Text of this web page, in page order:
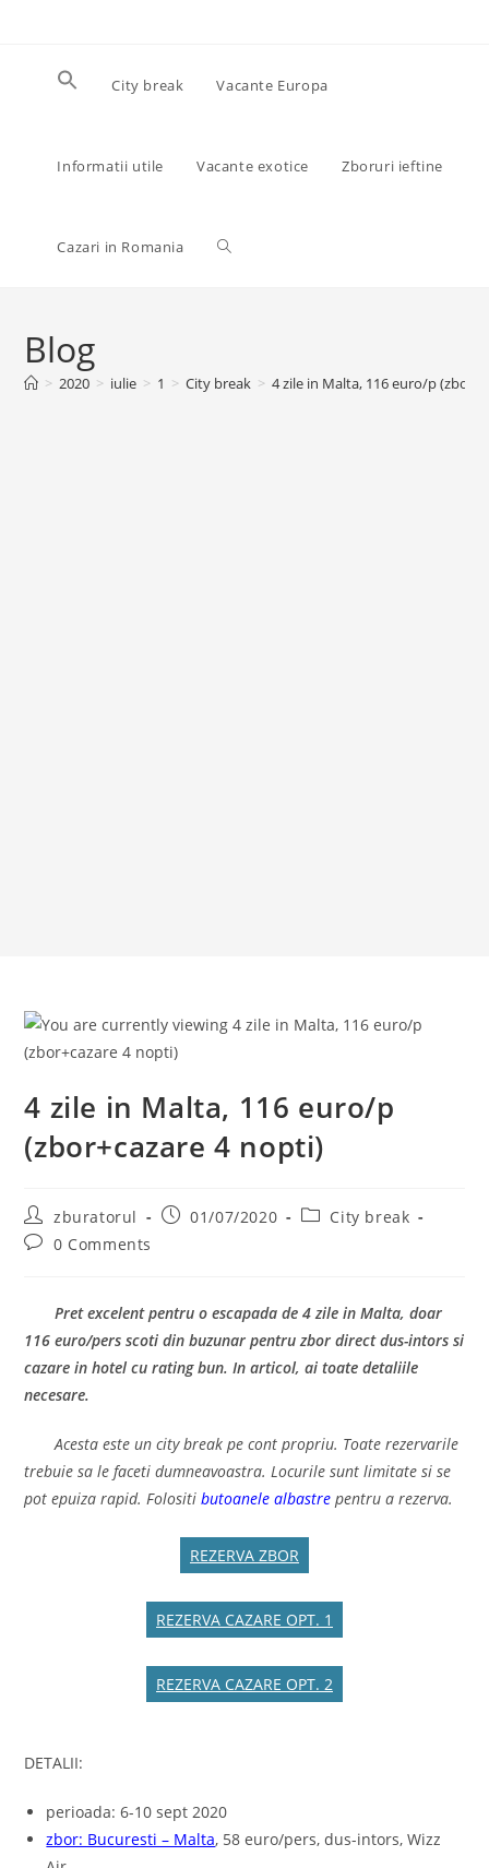
City break Vacante Europa
Informatii utile Vacante exotice Zboruri ieftine
Cazari in Romania Toggle
Blog
> 2020 > iulie > 1 > City break > 4 zile in Malta, 116 euro/p
4 zile in Malta, 116 euro/p
(zbor+cazare 4 nopti)
Post
author:
zburatorul
Post01/07/2020
PostCity break
Post0 Comments
Pret excelent pentru o escapada de 4 zile in Malta, doar
116 euro/pers scoti din buzunar pentru zbor direct dus-intors si
cazare in hotel cu rating bun. In articol, ai toate detaliile
necesare.
Acesta este un city break pe cont propriu. Toate rezervarile
trebuie sa le faceti dumneavoastra. Locurile sunt limitate si se
pot epuiza rapid. Folositibutoanele albastre pentru a rezerva.
REZERVA ZBOR
REZERVA CAZARE OPT. 1
REZERVA CAZARE OPT. 2
DETALII:
perioada: 6-10 sept 2020
zbor: Bucuresti – Malta, 58 euro/pers, dus-intors, Wizz